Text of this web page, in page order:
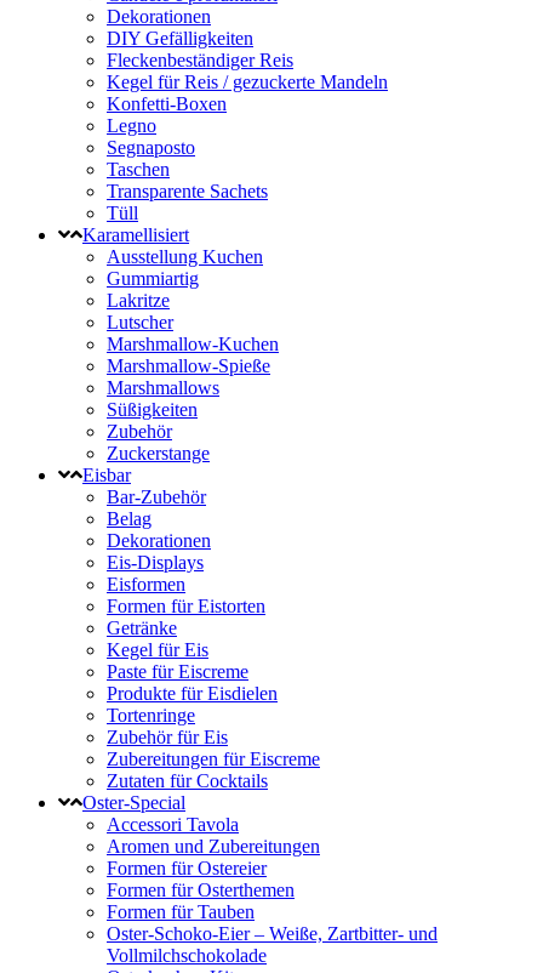
Dekorationen
DIY Gefälligkeiten
Fleckenbeständiger Reis
Kegel für Reis / gezuckerte Mandeln
Konfetti-Boxen
Legno
Segnaposto
Taschen
Transparente Sachets
Tüll
Karamellisiert
Ausstellung Kuchen
Gummiartig
Lakritze
Lutscher
Marshmallow-Kuchen
Marshmallow-Spieße
Marshmallows
Süßigkeiten
Zubehör
Zuckerstange
Eisbar
Bar-Zubehör
Belag
Dekorationen
Eis-Displays
Eisformen
Formen für Eistorten
Getränke
Kegel für Eis
Paste für Eiscreme
Produkte für Eisdielen
Tortenringe
Zubehör für Eis
Zubereitungen für Eiscreme
Zutaten für Cocktails
Oster-Special
Accessori Tavola
Aromen und Zubereitungen
Formen für Ostereier
Formen für Osterthemen
Formen für Tauben
Oster-Schoko-Eier – Weiße, Zartbitter- und
Vollmilchschokolade